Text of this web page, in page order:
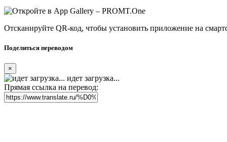
Отсканируйте QR-код, чтобы установить приложение на
Поделиться переводом
×
идет загрузка...
Прямая ссылка на перевод: